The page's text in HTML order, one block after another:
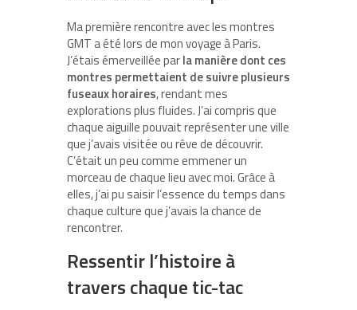
Ma première rencontre avec les montres
GMT a été lors de mon voyage à Paris.
J’étais émerveillée parla manière dont ces
montres permettaient de suivre plusieurs
fuseaux horaires, rendant mes
explorations plus fluides. J’ai compris que
chaque aiguille pouvait représenter une ville
que j’avais visitée ou rêve de découvrir.
C’était un peu comme emmener un
morceau de chaque lieu avec moi. Grâce à
elles, j’ai pu saisir l’essence du temps dans
chaque culture que j’avais la chance de
rencontrer.
Ressentir l’histoire à
travers chaque tic-tac